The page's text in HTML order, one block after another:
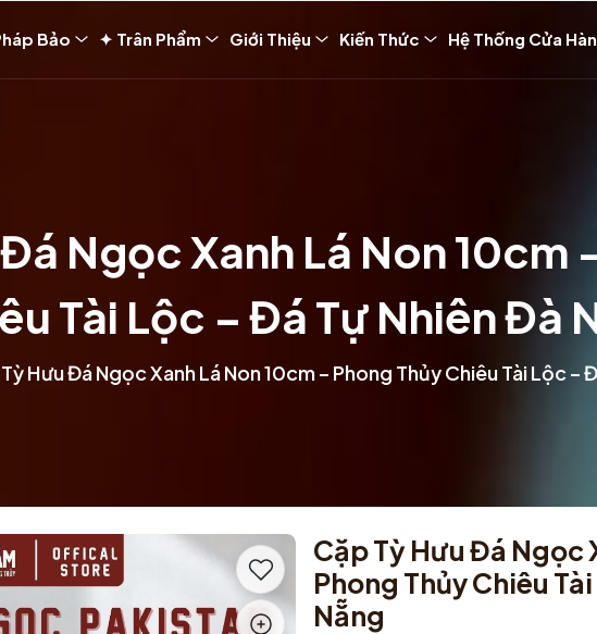
Bảo ✦ Trân Phẩm Giới Thiệu Kiến Thức Hệ Thống Cửa
Ngọc Xanh Lá Non 10cm
Tài Lộc – Đá Tự Nhiên Đà
Hưu Đá Ngọc Xanh Lá Non 10cm – Phong Thủy Chiêu Tài Lộc –
Cặp Tỳ Hưu Đá Ngọc
Phong Thủy Chiêu
Nẵng